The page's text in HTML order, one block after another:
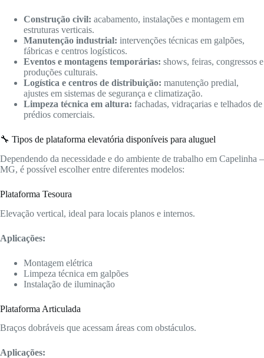
Construção civil: acabamento, instalações e montagem em
estruturas verticais.
Manutenção industrial: intervenções técnicas em galpões,
fábricas e centros logísticos.
Eventos e montagens temporárias: shows, feiras, congressos e
produções culturais.
Logística e centros de distribuição: manutenção predial,
ajustes em sistemas de segurança e climatização.
Limpeza técnica em altura: fachadas, vidraçarias e telhados de
prédios comerciais.
🔧 Tipos de plataforma elevatória disponíveis para aluguel
Dependendo da necessidade e do ambiente de trabalho em Capelinha –
MG, é possível escolher entre diferentes modelos:
Plataforma Tesoura
Elevação vertical, ideal para locais planos e internos.
Aplicações:
Montagem elétrica
Limpeza técnica em galpões
Instalação de iluminação
Plataforma Articulada
Braços dobráveis que acessam áreas com obstáculos.
Aplicações: